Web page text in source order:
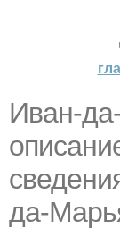
Иван-
да-